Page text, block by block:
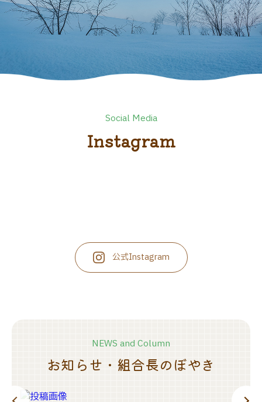
Social Media
Instagram
公式Instagram
NEWS and Column
お知 らせ ・ 組合長のぼやき